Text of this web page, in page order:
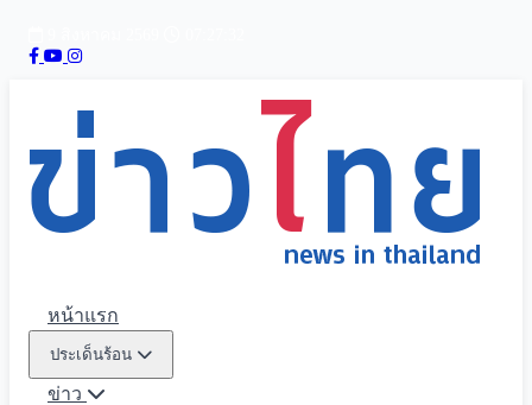
หน้าแรก
ประเด็นร้อน
ข่าว